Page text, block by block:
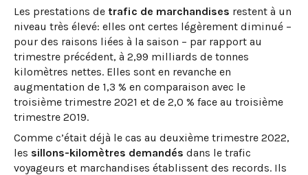
Les prestations de trafic de marchandises restent à un
niveau très élevé: elles ont certes légèrement diminué –
pour des raisons liées à la saison – par rapport au
trimestre précédent, à 2,99 milliards de tonnes
kilomètres nettes. Elles sont en revanche en
augmentation de 1,3 % en comparaison avec le
troisième trimestre 2021 et de 2,0 % face au troisième
trimestre 2019.
Comme c’était déjà le cas au deuxième trimestre 2022,
les sillons-kilomètres demandés dans le trafic
voyageurs et marchandises établissent des records. Ils